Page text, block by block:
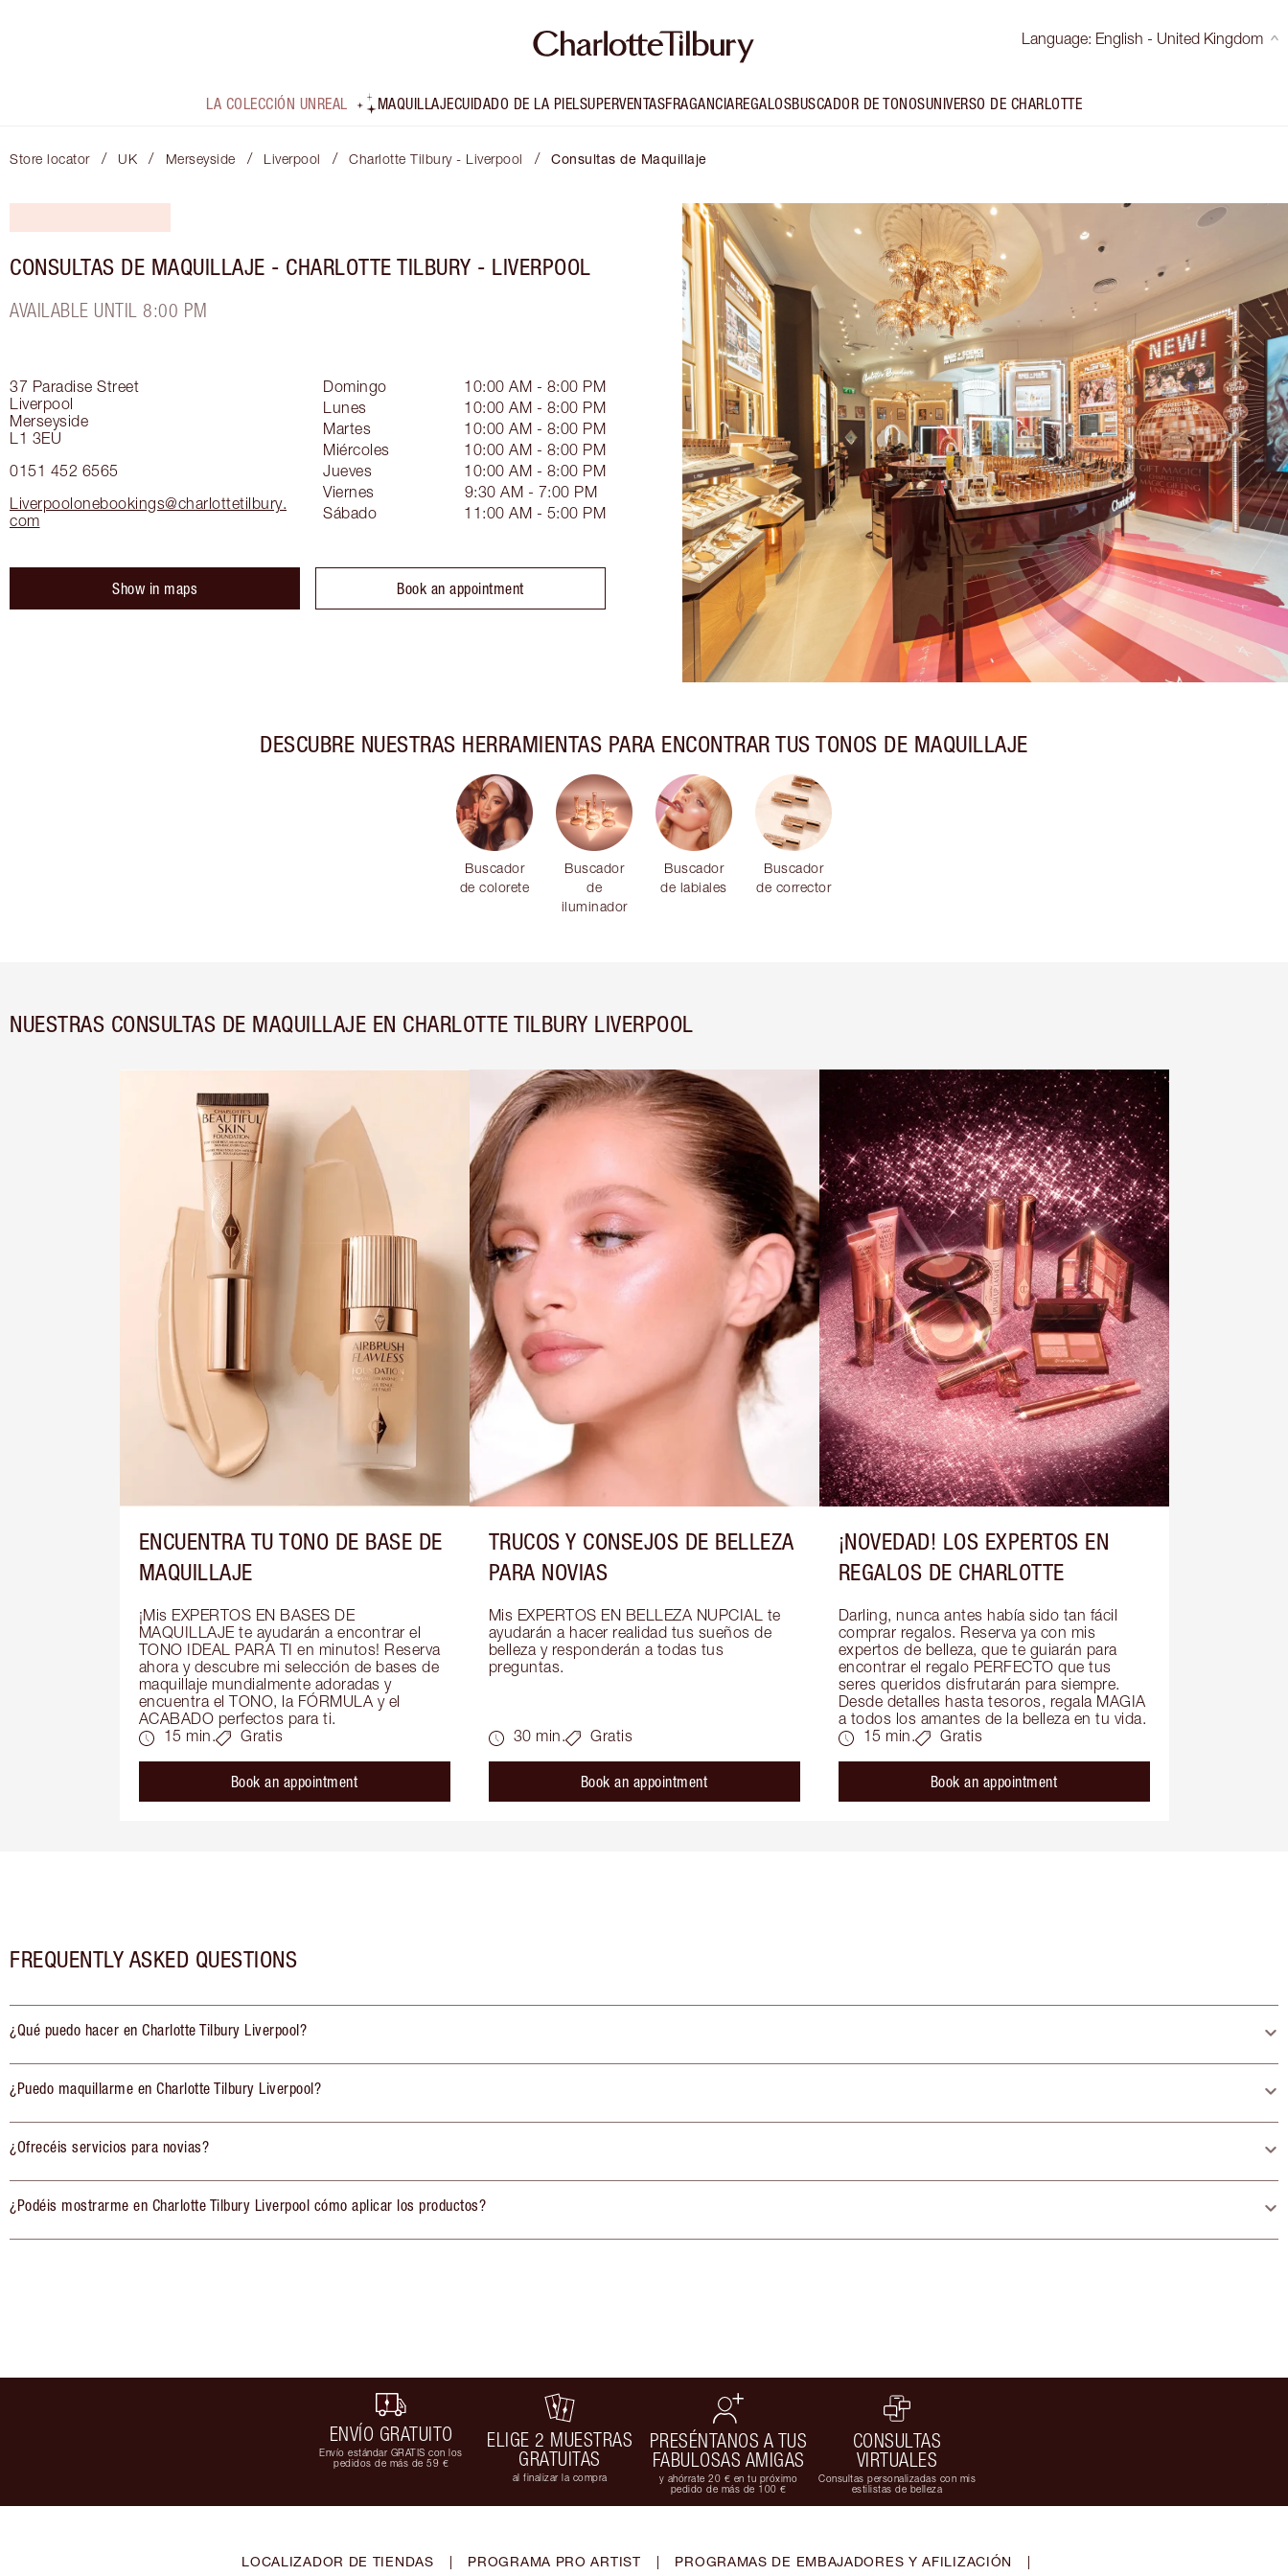
Language: English - United Kingdom
LA COLECCIÓN UNREAL MAQUILLAJECUIDADO DE LA PIELSUPERVENTASFRAGANCIAREGALOSBUSCADOR DE TONOSUNIVERSO DE CHARLOTTE
Store locator / UK / Merseyside / Liverpool / Charlotte Tilbury - Liverpool / Consultas de Maquillaje
CONSULTAS DE MAQUILLAJE - CHARLOTTE TILBURY - LIVERPOOL
AVAILABLE UNTIL 8:00 PM
37 Paradise Street
Liverpool
Merseyside
L1 3EU
0151 452 6565
Liverpoolonebookings@charlottetilbury.
com
Domingo
10:00 AM - 8:00 PM
Lunes
10:00 AM - 8:00 PM
Martes
10:00 AM - 8:00 PM
Miércoles
10:00 AM - 8:00 PM
Jueves
10:00 AM - 8:00 PM
Viernes
9:30 AM - 7:00 PM
Sábado
11:00 AM - 5:00 PM
Show in maps Book an appointment
DESCUBRE NUESTRAS HERRAMIENTAS PARA ENCONTRAR TUS TONOS DE MAQUILLAJE
Buscador
de colorete
Buscador
de
iluminador
Buscador
de labiales
Buscador
de corrector
NUESTRAS CONSULTAS DE MAQUILLAJE EN CHARLOTTE TILBURY LIVERPOOL
ENCUENTRA TU TONO DE BASE DE
MAQUILLAJE
¡Mis EXPERTOS EN BASES DE
MAQUILLAJE te ayudarán a encontrar el
TONO IDEAL PARA TI en minutos! Reserva
ahora y descubre mi selección de bases de
maquillaje mundialmente adoradas y
encuentra el TONO, la FÓRMULA y el
ACABADO perfectos para ti.
15 min.
Gratis
Book an appointment
TRUCOS Y CONSEJOS DE BELLEZA
PARA NOVIAS
Mis EXPERTOS EN BELLEZA NUPCIAL te
ayudarán a hacer realidad tus sueños de
belleza y responderán a todas tus
preguntas.
30 min. Gratis
Book an appointment
¡NOVEDAD! LOS EXPERTOS EN
REGALOS DE CHARLOTTE
Darling, nunca antes había sido tan fácil
comprar regalos. Reserva ya con mis
expertos de belleza, que te guiarán para
encontrar el regalo PERFECTO que tus
seres queridos disfrutarán para siempre.
Desde detalles hasta tesoros, regala MAGIA
a todos los amantes de la belleza en tu vida.
15 min.
Gratis
Book an appointment
FREQUENTLY ASKED QUESTIONS
¿Qué puedo hacer en Charlotte Tilbury Liverpool?
¿Puedo maquillarme en Charlotte Tilbury Liverpool?
¿Ofrecéis servicios para novias?
¿Podéis mostrarme en Charlotte Tilbury Liverpool cómo aplicar los productos?
ENVÍO GRATUITO
Envío estándar GRATIS con los
pedidos de más de 59 €
ELIGE 2 MUESTRAS
GRATUITAS
al finalizar la compra
PRESÉNTANOS A TUS
FABULOSAS AMIGAS
y ahórrate 20 € en tu próximo
pedido de más de 100 €
CONSULTAS
VIRTUALES
Consultas personalizadas con mis
estilistas de belleza
LOCALIZADOR DE TIENDAS | PROGRAMA PRO ARTIST | PROGRAMAS DE EMBAJADORES Y AFILIZACIÓN |